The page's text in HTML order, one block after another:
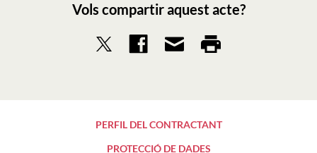
Vols compartir aquest acte?
PERFIL DEL CONTRACTANT
PROTECCIÓ DE DADES